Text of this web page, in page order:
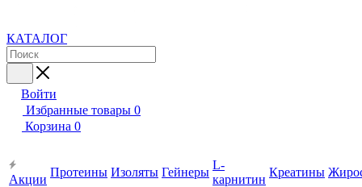
КАТАЛОГ
Войти
Избранные товары 0
Корзина 0
Акции
Протеины Изоляты Гейнеры
L-
карнитин
Креатины